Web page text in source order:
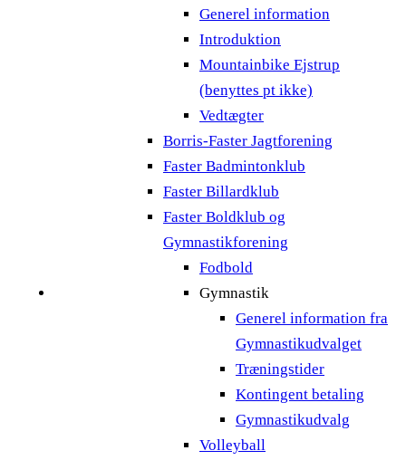
Generel information
Introduktion
Mountainbike Ejstrup
(benyttes pt ikke)
Vedtægter
Borris-Faster Jagtforening
Faster Badmintonklub
Faster Billardklub
Faster Boldklub og
Gymnastikforening
Fodbold
Gymnastik
Generel information fra
Gymnastikudvalget
Træningstider
Kontingent betaling
Gymnastikudvalg
Volleyball